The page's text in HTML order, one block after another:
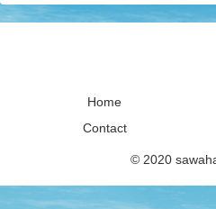
Home
Contact
© 2020